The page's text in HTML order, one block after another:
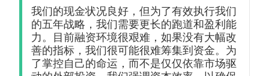
我们的现金状况良好，但为了有效执行我们
的五年战略，我们需要更长的跑道和盈利能
力。目前融资环境很艰难，如果没有大幅改
善的指标，我们很可能很难筹集到资金。为
了掌控自己的命运，而不是仅仅依靠市场驱